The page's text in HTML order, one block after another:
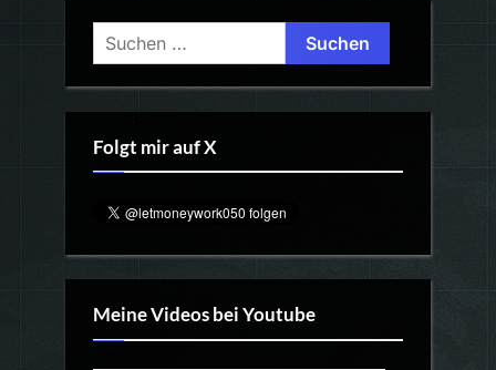
Suchen
nach:
Folgt mir auf X
Meine Videos bei Youtube